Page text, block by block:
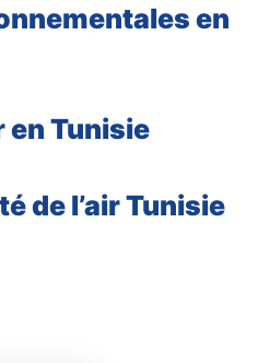
en
en Tunisie
de l’air Tunisie